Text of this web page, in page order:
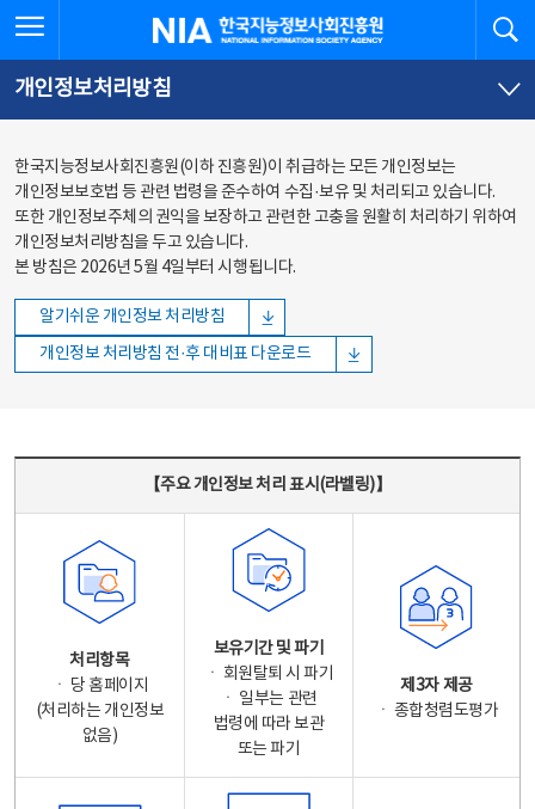
바로가기
바로가기
한국지능정보사회진흥원
개인정보처리방침
한국지능정보사회진흥원(이하 진흥원)이 취급하는 모든 개인정보는
개인정보보호법 등 관련 법령을 준수하여 수집·보유 및 처리되고 있습니다.
또한 개인정보주체의 권익을 보장하고 관련한 고충을 원활히 처리하기 위하여
개인정보처리방침을 두고 있습니다.
본 방침은 2026년 5월 4일부터 시행됩니다.
알기쉬운 개인정보 처리방침
개인정보 처리방침 전·후 대비표 다운로드
【주요 개인정보 처리 표시(라벨링)】
처리항목
ㆍ 당 홈페이지
(처리하는 개인정보
없음)
보유기간 및 파기
ㆍ 회원탈퇴 시 파기
ㆍ 일부는 관련
법령에 따라 보관
또는 파기
제3자 제공
ㆍ 종합청렴도평가